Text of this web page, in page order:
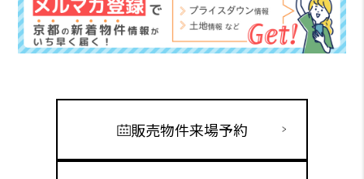
販売物件来場予約